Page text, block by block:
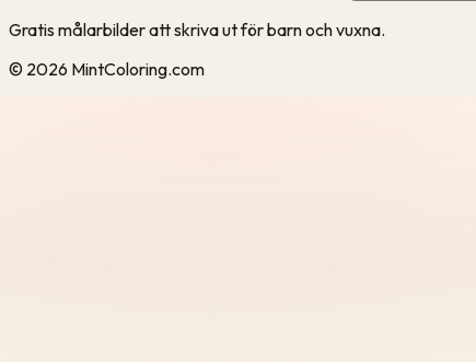
Gratis målarbilder att skriva ut för barn och vuxna.
© 2026 MintColoring.com